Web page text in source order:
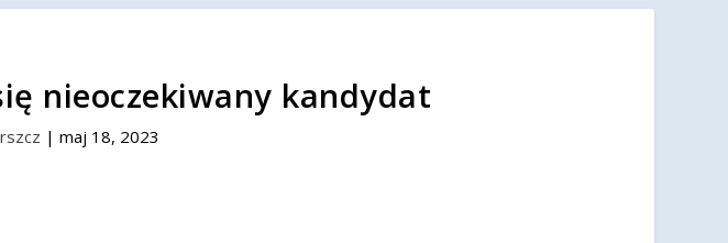
nieoczekiwany kandydat
| maj 18, 2023